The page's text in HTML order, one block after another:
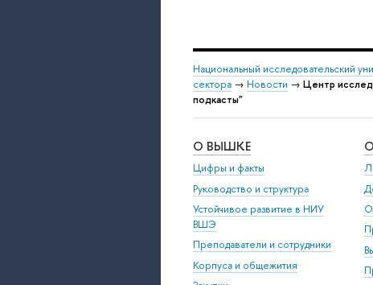
Национальный исследовательский
сектора → Новости → Центр
подкасты"
О ВЫШКЕ
Цифры и факты
Руководство и структура
Устойчивое развитие в НИУ
ВШЭ
Преподаватели и сотрудники
Корпуса и общежития